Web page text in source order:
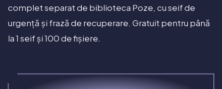
complet separat de biblioteca Poze, cu seif de
urgență și frază de recuperare. Gratuit pentru până
la 1 seif și 100 de fișiere.